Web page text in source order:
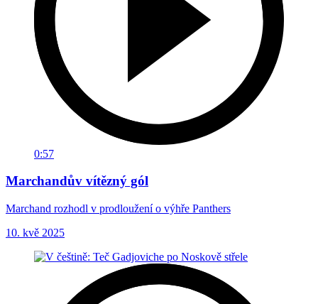
0:57
Marchandův vítězný gól
Marchand rozhodl v prodloužení o výhře Panthers
10. kvě 2025